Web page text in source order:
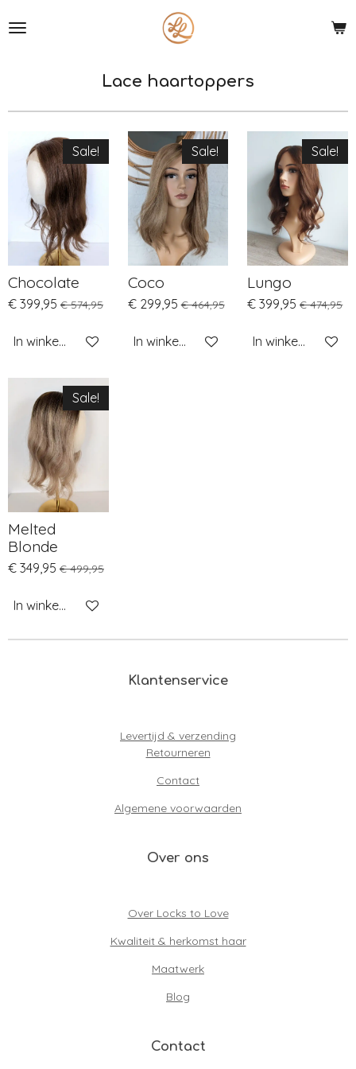
direct
Lace haartoppers
Sale!
Chocolate
€ 399,95 € 574,95
In winkelwagen
Sale!
Coco
€ 299,95 € 464,95
In winkelwagen
Sale!
Lungo
€ 399,95 € 474,95
In winkelwagen
Sale!
Melted
Blonde
€ 349,95 € 499,95
In winkelwagen
Klantenservice
Levertijd & verzending
Retourneren
Contact
Algemene voorwaarden
Over ons
Over Locks to Love
Kwaliteit & herkomst haar
Maatwerk
Blog
Contact